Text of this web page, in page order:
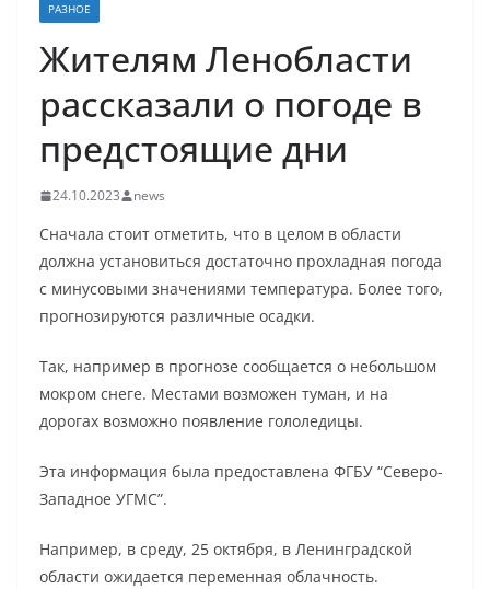
РАЗНОЕ
Жителям Ленобласти
рассказали о погоде в
предстоящие дни
24.10.2023 news
Сначала стоит отметить, что в целом в области
должна установиться достаточно прохладная погода
с минусовыми значениями температура. Более того,
прогнозируются различные осадки.
Так, например в прогнозе сообщается о небольшом
мокром снеге. Местами возможен туман, и на
дорогах возможно появление гололедицы.
Эта информация была предоставлена ФГБУ “Северо-
Западное УГМС”.
Например, в среду, 25 октября, в Ленинградской
области ожидается переменная облачность.